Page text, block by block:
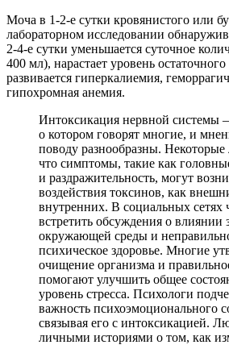
Моча в 1-2-е сутки кровянистого или
лабораторном исследовании
2-4-е сутки уменьшается суточное
400 мл), нарастает уровень
развивается гиперкалиемия,
гипохромная анемия.
Интоксикация нервной системы
о котором говорят многие, и
поводу разнообразны.
что симптомы, такие как
и раздражительность, могут
воздействия токсинов, как
внутренних. В социальных сетях
встретить обсуждения о влиянии
окружающей среды и
психическое здоровье. Многие
очищение организма и
помогают улучшить общее
уровень стресса. Психологи
важность психоэмоционального
связывая его с интоксикацией.
личными историями о том, как